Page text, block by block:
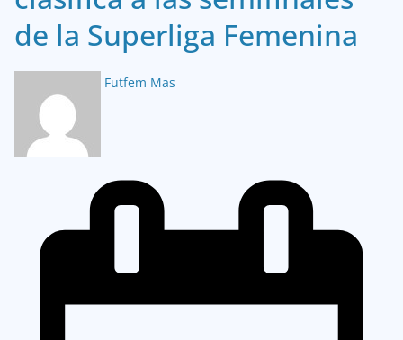
de la Superliga Femenina
Futfem Mas